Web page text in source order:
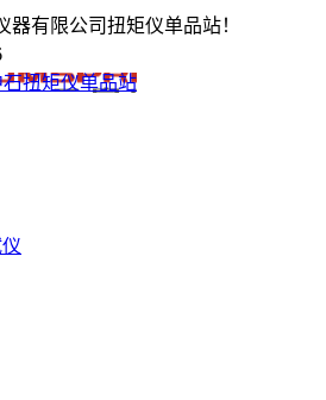
有限公司扭矩仪单品站！
石扭矩仪单品站